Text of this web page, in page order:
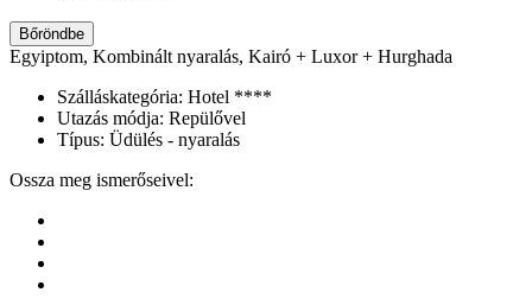
Bőröndbe
Egyiptom, Kombinált nyaralás, Kairó + Luxor + Hurghada
Szálláskategória: Hotel ****
Utazás módja: Repülővel
Típus: Üdülés - nyaralás
Ossza meg ismerőseivel: